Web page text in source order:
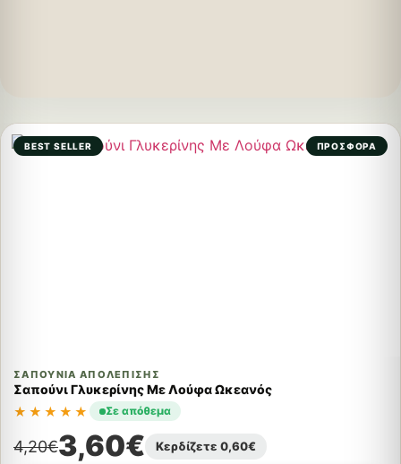
BEST SELLER ΠΡΟΣΦΟΡΑ
ΣΑΠΟΎΝΙΑ ΑΠΟΛΈΠΙΣΗΣ
Σαπούνι Γλυκερίνης Με Λούφα Ωκεανός
★★★★★
Σε απόθεμα
4,20€3,60€ Κερδίζετε 0,60€